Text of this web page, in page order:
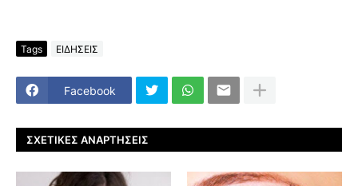
Tags ΕΙΔΗΣΕΙΣ
Facebook
ΣΧΕΤΙΚΈΣ ΑΝΑΡΤΉΣΕΙΣ